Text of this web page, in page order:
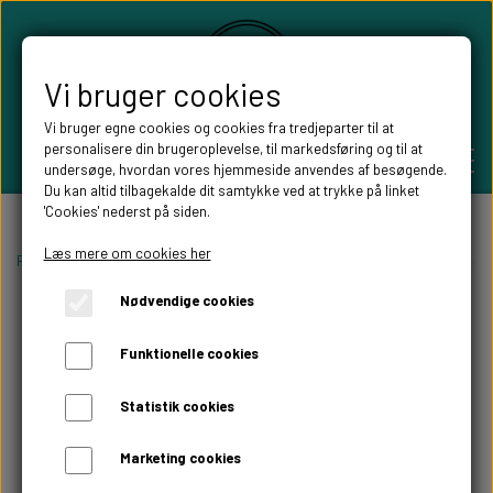
PERSONLIGE GAVER
BRYLLUPS GAVER
DÅBSGAVER/ NAVNGIVNING
SKILTE TIL FESTEN
WILLOW TREE FIGURER
WILLOW TREE BRYLLUPS FIGURER
Forside Højtider Julepynt
Vi bruger cookies
Vi bruger egne cookies og cookies fra tredjeparter til at
personalisere din brugeroplevelse, til markedsføring og til at
undersøge, hvordan vores hjemmeside anvendes af besøgende.
Du kan altid tilbagekalde dit samtykke ved at trykke på linket
'Cookies' nederst på siden.
Læs mere om cookies her
Nødvendige cookies
Funktionelle cookies
Statistik cookies
Marketing cookies